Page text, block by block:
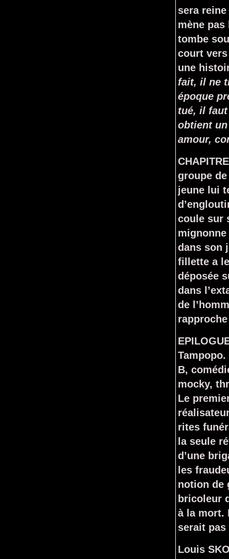
sera
mène
tombe
court
une
fait, il ne
époque
tué, il
obtient
amour,
groupe
jeune lui
coule sur
dans son
fillette a
déposée
dans
de
B,
mocky,
Le
rites
la seule
d’une
les
notion de
bricoleur
à la mort.
serait
Louis